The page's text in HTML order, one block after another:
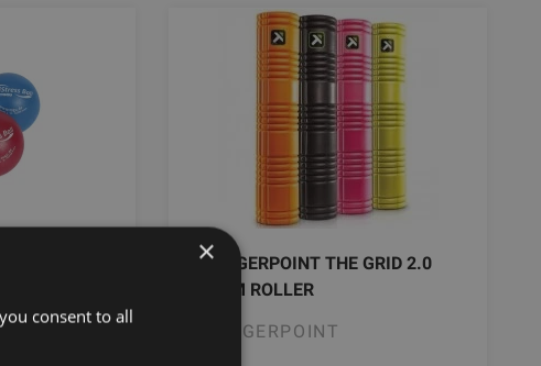
TRIGGERPOINT THE GRID 2.0
FOAM ROLLER
TRIGGERPOINT
×
consent to all